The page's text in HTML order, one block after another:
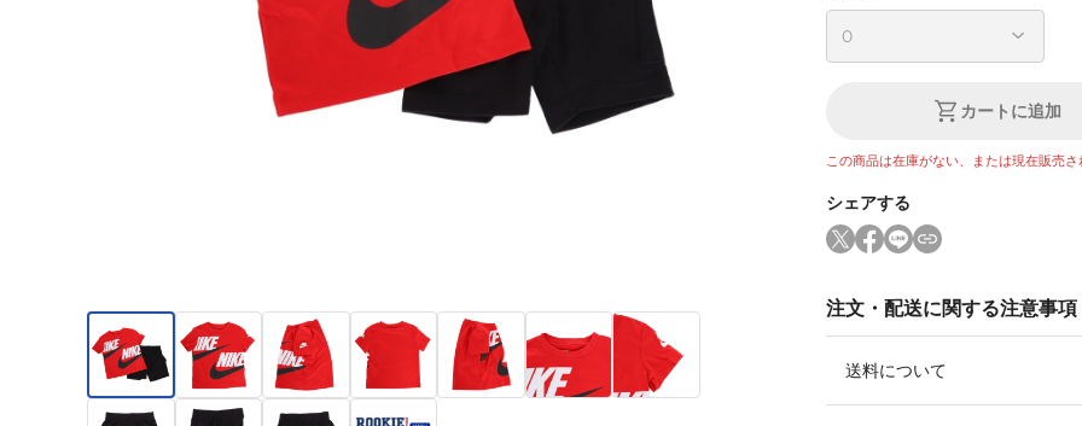
カートに追加
この商品は在庫がない、または現在販売さ
シェアする
注文・配送に関する注意事項
送料について